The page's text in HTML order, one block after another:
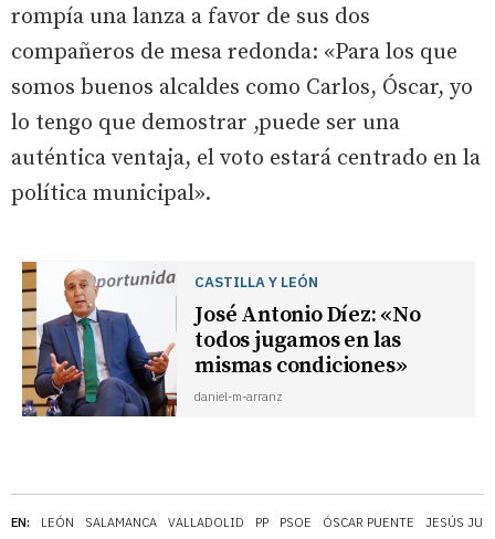
EN: LEÓN SALAMANCA VALLADOLID PP PSOE ÓSCAR PUENTE JESÚS
rompía una lanza a favor de sus dos
compañeros de mesa redonda: «Para los que
somos buenos alcaldes como Carlos, Óscar, yo
lo tengo que demostrar ,puede ser una
auténtica ventaja, el voto estará centrado en la
política municipal».
CASTILLA Y LEÓN
José Antonio Díez: «No
todos jugamos en las
mismas condiciones»
daniel-m-arranz